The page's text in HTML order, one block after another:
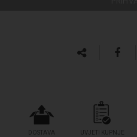
DOSTAVA UVJETI KUPNJE